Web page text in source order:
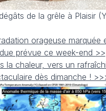
de la grêle à Plaisir
orageuse marquée
prévue ce week-end >>
la chaleur, vers un
dès dimanche !